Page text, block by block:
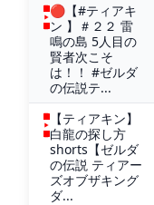
🔴【#ティアキ
ン 】＃２２ 雷
鳴の島 5人目の
賢者次こそ
は！！ #ゼルダ
の伝説テ...
【ティアキン】
白龍の探し方
shorts【ゼルダ
の伝説 ティアー
ズオブザキング
ダ...